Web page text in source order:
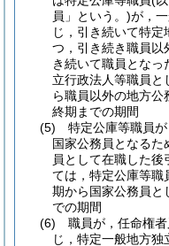
員」という。)が，
じ，引き続いて特
つ，引き続き職員以
き続いて職員とな
立行政法人等職員と
ら職員以外の地方
終期までの期間
(5)
特定公庫等職員
国家公務員となるた
員として在職した
ては，特定公庫等職
期から国家公務員と
での期間
(6)
職員が，任命権
じ，特定一般地方